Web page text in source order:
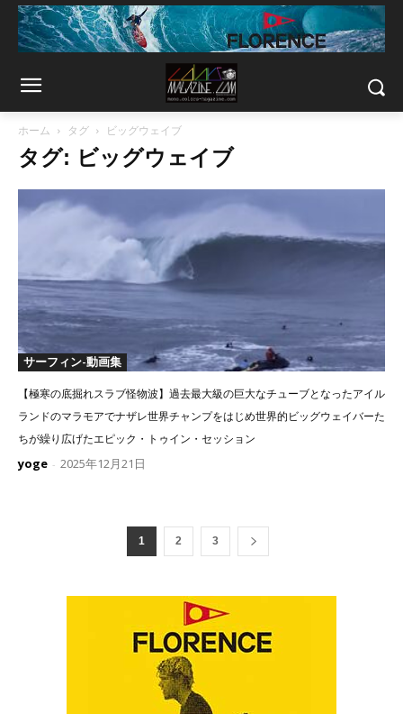
ホーム タグ ビッグウェイブ
タグ: ビッグウェイブ
サーフィン-動画集
【極寒の底掘れスラブ怪物波】過去最大級の巨大なチューブとなったアイル
ランドのマラモアでナザレ世界チャンプをはじめ世界的ビッグウェイバーた
ちが繰り広げたエピック・トゥイン・セッション
yoge - 2025年12月21日
1 2 3